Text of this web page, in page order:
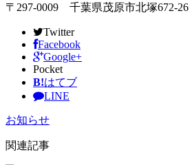
〒297-0009 千葉県茂原市北塚672-26
Twitter
Facebook
Google+
Pocket
B!はてブ
LINE
お知らせ
関連記事